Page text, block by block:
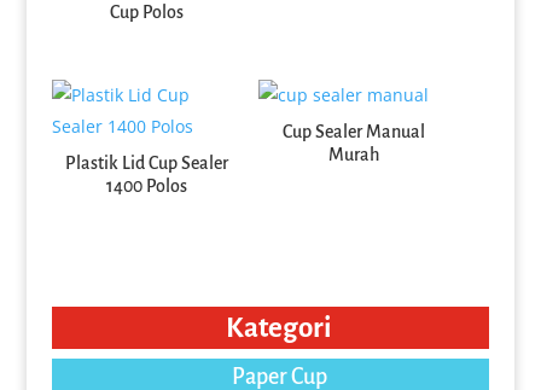
Cup Polos
Plastik Lid Cup Sealer
1400 Polos
Cup Sealer Manual
Murah
Kategori
Paper Cup